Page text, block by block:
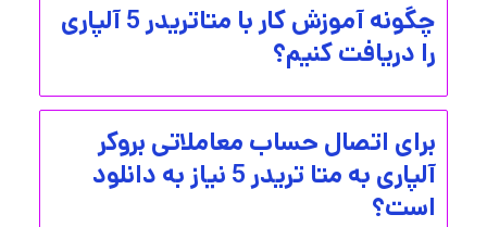
چگونه آموزش کار با متاتریدر 5 آلپاری
را دریافت کنیم؟
برای اتصال حساب معاملاتی بروکر
آلپاری به متا تریدر 5 نیاز به دانلود
است؟